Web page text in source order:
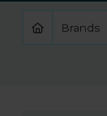
Brands